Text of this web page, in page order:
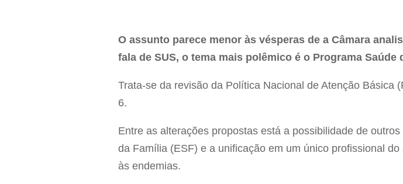
O assunto parece menor às vésperas de a Câmara
fala de SUS, o tema mais polêmico é o Programa Saúde
Trata-se da revisão da Política Nacional de Atenção Básica
6.
Entre as alterações propostas está a possibilidade de
da Família (ESF) e a unificação em um único profissional
às endemias.